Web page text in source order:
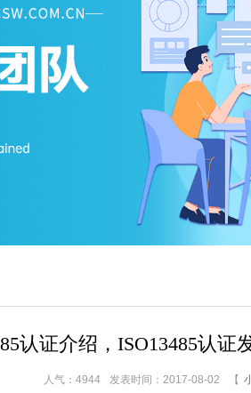
认证介绍，ISO13485认证
人气：4944 发表时间：2017-08-02 【